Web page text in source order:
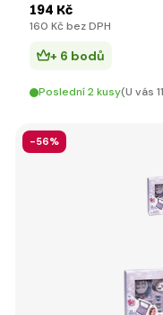
194 Kč
160 Kč bez DPH
+ 6 bodů
Poslední 2 kusy(U vás
-56%